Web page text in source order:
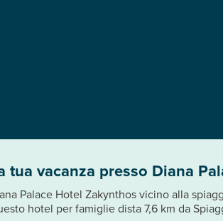
tua vacanza presso Diana
Palace Hotel Zakynthos vicino alla
hotel per famiglie dista 7,6 km da